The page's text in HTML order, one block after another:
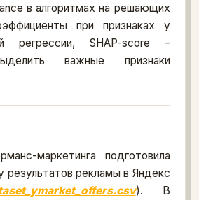
в алгоритмах на решающих
при признаках у
регрессии, SHAP-score –
важные признаки
маркетинга подготовила
результатов рекламы в Яндекс
). В